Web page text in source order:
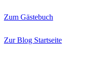
Zum Gästebuch
Zur Blog Startseite